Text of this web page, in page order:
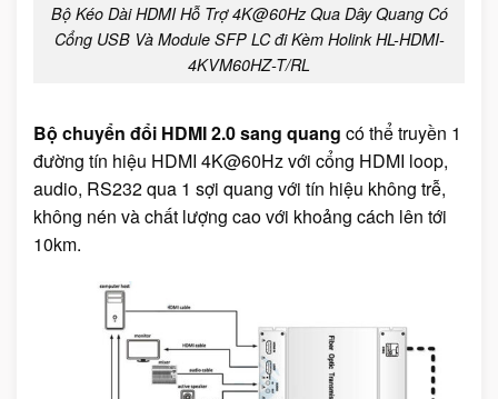
Bộ Kéo Dài HDMI Hỗ Trợ 4K@60Hz Qua Dây Quang Có
Cổng USB Và Module SFP LC đi Kèm Holink HL-HDMI-
4KVM60HZ-T/RL
Bộ chuyển đổi HDMI 2.0 sang quang có thể truyền 1
đường tín hiệu HDMI 4K@60Hz với cổng HDMI loop,
audio, RS232 qua 1 sợi quang với tín hiệu không trễ,
không nén và chất lượng cao với khoảng cách lên tới
10km.